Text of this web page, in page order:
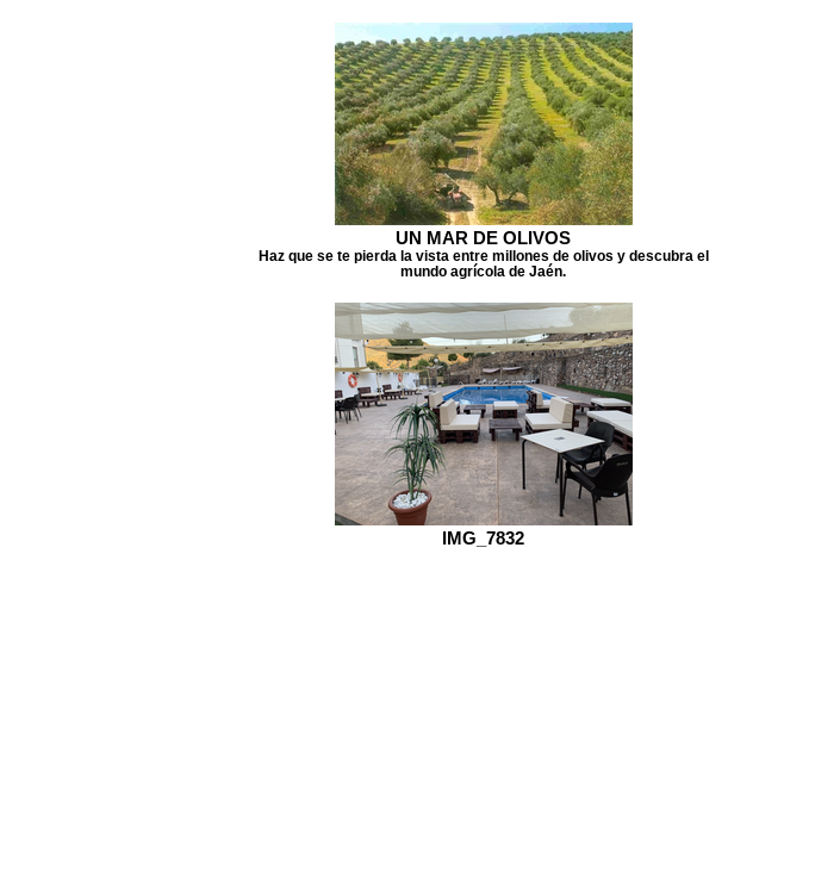
UN MAR DE OLIVOS
Haz que se te pierda la vista entre millones de olivos y descubra el
mundo agrícola de Jaén.
IMG_7832